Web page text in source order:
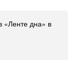
«Ленте дна» в